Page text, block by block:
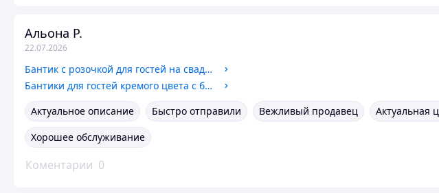
Альона Р.
22.07.2026
Бантик с розочкой для гостей на свадьбе зеленого цвета
Бантики для гостей кремого цвета с бусиной
Актуальное описание
Быстро отправили Вежливый продавец Актуальная
Хорошее обслуживание
Коментарии 0